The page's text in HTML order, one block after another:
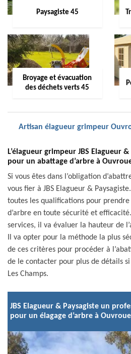
Paysagiste 45
Broyage et évacuation
des déchets verts 45
Artisan élagueur grimpeur
L’élagueur grimpeur JBS Elagueur
pour un abattage d’arbre à
Si vous êtes dans l’obligation
vous fier à JBS Elagueur &
toutes les qualifications pour
d’arbre en toute sécurité et
services, il va évaluer la hauteur de
Il va opter pour la méthode la plus
de ces critères pour procéder à
de le contacter pour plus de détails
Les Champs.
JBS Elagueur & Paysagiste un
pour un élagage d’arbre à